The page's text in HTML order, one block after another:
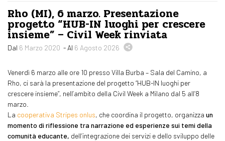
Rho (MI), 6 marzo. Presentazione
progetto “HUB-IN luoghi per crescere
insieme” – Civil Week rinviata
Dal 6 Marzo 2020 - Al 6 Agosto 2026
Venerdì 6 marzo alle ore 10 presso Villa Burba – Sala del Camino, a
Rho, ci sarà la presentazione del progetto “HUB-IN luoghi per
crescere insieme”, nell’ambito della Civil Week a Milano dal 5 all’8
marzo.
La cooperativa Stripes onlus, che coordina il progetto, organizza un
momento di riflessione tra narrazione ed esperienze sui temi della
comunità educante, dell’integrazione dei servizi e dello sviluppo delle